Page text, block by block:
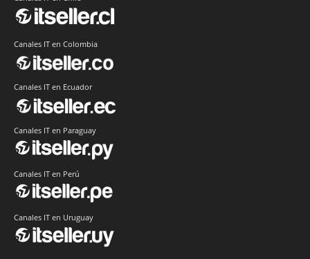
Canales IT en Colombia
Canales IT en Ecuador
Canales IT en Paraguay
Canales IT en Perú
Canales IT en Uruguay